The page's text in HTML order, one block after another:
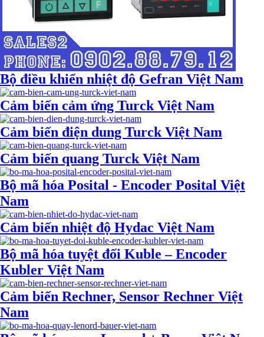
Bộ điều khiển nhiệt độ Gefran Việt Nam
Cảm biến cảm ứng Turck Việt Nam
Cảm biến điện dung Turck Việt Nam
Cảm biến quang Turck Việt Nam
Bộ mã hóa Posital - Encoder Posital Việt
Nam
Cảm biến nhiệt độ Hydac Việt Nam
Bộ mã hóa tuyệt đối Kuble – Encoder
Kubler Việt Nam
Cảm biến Rechner, Sensor Rechner Việt
Nam